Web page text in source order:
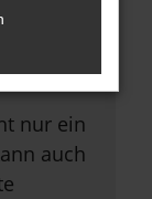
dem
nur ein
auch